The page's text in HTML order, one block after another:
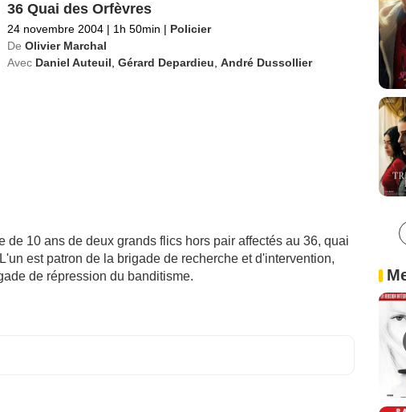
36 Quai des Orfèvres
24 novembre 2004 | 1h 50min | Policier
De Olivier Marchal
Avec Daniel Auteuil Gérard Depardieu André Dussollier
de 10 ans de deux grands flics hors pair affectés au 36, quai
est patron de la brigade de recherche et d'intervention,
de répression du banditisme.